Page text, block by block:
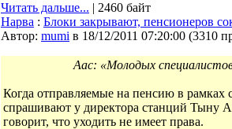
Читать дальше... | 2460 байт
Нарва : Блоки закрывают, пенсионеров
Автор: mumi в 18/12/2011 07:20:00 (3310
Аас: «Молодых
Когда отправляемые на пенсию в рамках
спрашивают у директора станций Тыну
говорит, что уходить не имеет права.